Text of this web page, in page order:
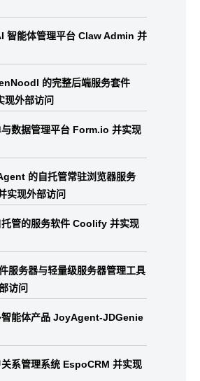
智能体管理平台 Claw Admin 并
的完整后端服务套件
现外部访问
数据管理平台 Form.io 并实现
的自托管常驻浏览器服务
实现外部访问
管的服务软件 Coolify 并实现
服务器与轻量级服务器管理工具
访问
智能体产品 JoyAgent-JDGenie
系管理系统 EspoCRM 并实现